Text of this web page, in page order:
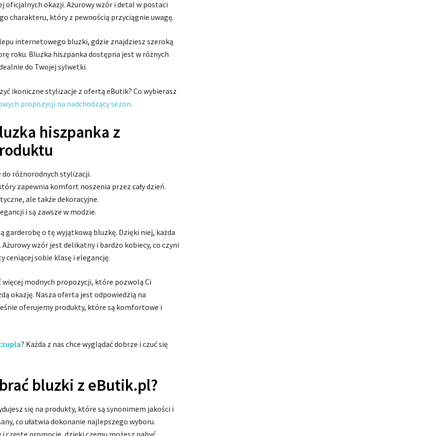
oficjalnych okazji. Ażurowy wzór i detal w postaci
charakteru, który z pewnością przyciągnie uwagę.
internetowego bluzki, gdzie znajdziesz szeroką
roku. Bluzka hiszpanka dostępna jest w różnych
do Twojej sylwetki.
ikoniczne stylizacje z ofertą eButik? Co wybierasz
propozycji na nadchodzący sezon.
hiszpanka z
różnorodnych stylizacji.
zapewnia komfort noszenia przez cały dzień.
ale także dekoracyjne.
i są zawsze w modzie.
garderobę o tę wyjątkową bluzkę. Dzięki niej, każda
wzór jest delikatny i bardzo kobiecy, co czyni
ceniącej sobie klasę i elegancję.
modnych propozycji, które pozwolą Ci
okazję. Nasza oferta jest odpowiedzią na
oferujemy produkty, które są komfortowe i
? Każda z nas chce wyglądać dobrze i czuć się
bluzki z eButik.pl?
się na produkty, które są synonimem jakości i
co ułatwia dokonanie najlepszego wyboru.
częste promocje, dzięki czemu możesz nabyć